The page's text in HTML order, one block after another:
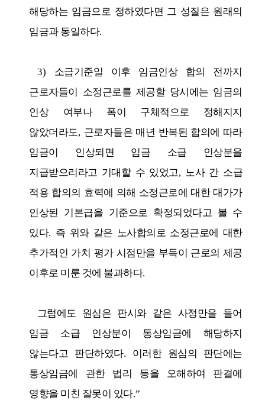
해당하는 임금으로 정하였다면 그 성질은 원래의
임금과 동일하다.
3) 소급기준일 이후 임금인상 합의 전까지
근로자들이 소정근로를 제공할 당시에는 임금의
인상 여부나 폭이 구체적으로 정해지지
않았더라도, 근로자들은 매년 반복된 합의에 따라
임금이 인상되면 임금 소급 인상분을
지급받으리라고 기대할 수 있었고, 노사 간 소급
적용 합의의 효력에 의해 소정근로에 대한 대가가
인상된 기본급을 기준으로 확정되었다고 볼 수
있다. 즉 위와 같은 노사합의로 소정근로에 대한
추가적인 가치 평가 시점만을 부득이 근로의 제공
이후로 미룬 것에 불과하다.
그럼에도 원심은 판시와 같은 사정만을 들어
임금 소급 인상분이 통상임금에 해당하지
않는다고 판단하였다. 이러한 원심의 판단에는
통상임금에 관한 법리 등을 오해하여 판결에
영향을 미친 잘못이 있다.”